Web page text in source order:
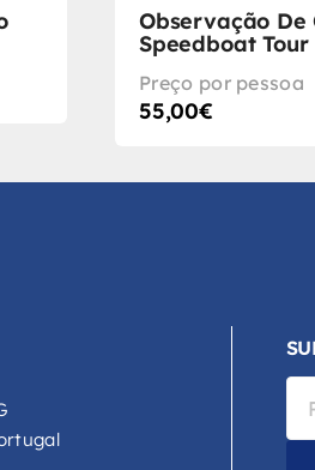
Observação De
Speedboat Tour
Preço por pessoa
55,00€